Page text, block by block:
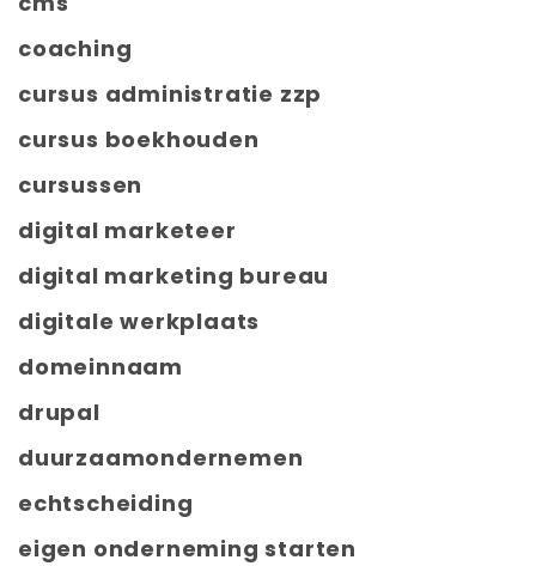
coaching
cursus administratie zzp
cursus boekhouden
cursussen
digital marketeer
digital marketing bureau
digitale werkplaats
domeinnaam
drupal
duurzaamondernemen
echtscheiding
eigen onderneming starten